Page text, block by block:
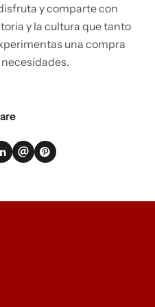
y comparte con
y la cultura que tanto
una compra